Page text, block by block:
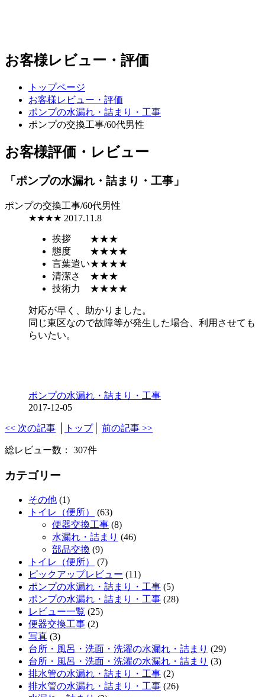
お客様レビュー・評価
トップページ
お客様レビュー・評価
ポンプの水漏れ・詰まり・工事
ポンプの交換工事/60代男性
お客様評価・レビュー
「ポンプの水漏れ・詰まり・工事」
ポンプの交換工事/60代男性
★★★★ 2017.11.8
挨拶 ★★★
態度 ★★★★
言葉遣い★★★★
清潔さ ★★★
技術力 ★★★★
対応が早く、助かりました。
同じ東区なので故障等が発生した場合、利用させても
らいたい。
ポンプの水漏れ・詰まり・工事
2017-12-05
<< 次の記事 トップ│ 前の記事 >>
総レビュー数： 307件
カテゴリー
その他 (1)
トイレ（便所）
(63)
便器交換工事 (8)
水漏れ・詰まり (46)
部品交換 (9)
トイレ（便所）
(7)
ピックアップレビュー (11)
ポンプの水漏れ・詰まり・工事 (5)
ポンプの水漏れ・詰まり・工事 (28)
レビュー一覧 (25)
便器交換工事 (2)
写真 (3)
台所・風呂・洗面・洗濯の水漏れ・詰まり (29)
台所・風呂・洗面・洗濯の水漏れ・詰まり (3)
排水管の水漏れ・詰まり・工事 (2)
排水管の水漏れ・詰まり・工事 (26)